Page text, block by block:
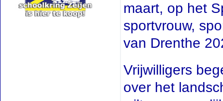
maart, op het
sportvrouw,
van Drenthe
Vrijwilligers
over het